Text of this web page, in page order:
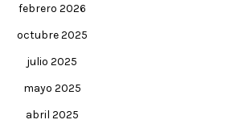
febrero 2026
octubre 2025
julio 2025
mayo 2025
abril 2025